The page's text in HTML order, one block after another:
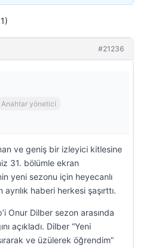
#21236
Anahtar yönetici
ve geniş bir izleyici kitlesine
31. bölümle ekran
yeni sezonu için heyecanlı
haberi herkesi şaşırttı.
Onur Dilber sezon arasında
açıkladı. Dilber “Yeni
ve üzülerek öğrendim”